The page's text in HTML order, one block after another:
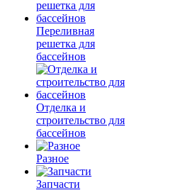
Переливная
решетка для
бассейнов
Отделка и
строительство для
бассейнов
Разное
Запчасти